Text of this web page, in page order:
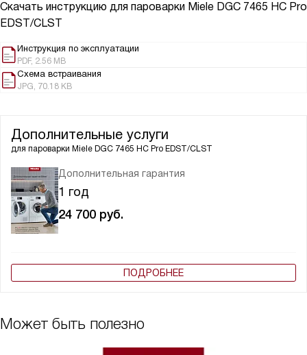
Скачать инструкцию для пароварки Miele DGC 7465 HC Pro
EDST/CLST
Инструкция по эксплуатации
PDF, 2.56 MB
Схема встраивания
JPG, 70.18 KB
Дополнительные услуги
для пароварки Miele DGC 7465 HC Pro EDST/CLST
Дополнительная гарантия
1 год
24 700 руб.
ПОДРОБНЕЕ
Может быть полезно